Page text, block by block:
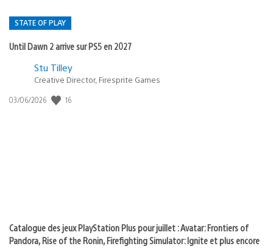
STATE OF PLAY
Until Dawn 2 arrive sur PS5 en 2027
Postée
:
state
Stu Tilley
Creative Director, Firesprite Games
Date
03/06/2026 16
Catalogue des jeux PlayStation Plus pour juillet : Avatar: Frontiers of
Pandora, Rise of the Ronin, Firefighting Simulator: Ignite et plus encore